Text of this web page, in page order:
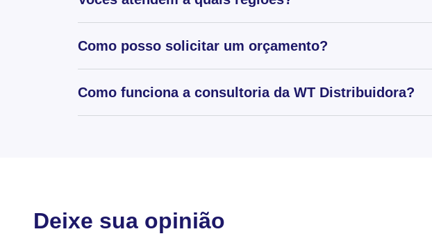
Como posso solicitar um orçamento?
Como funciona a consultoria da WT Distribuidora?
Deixe sua opinião